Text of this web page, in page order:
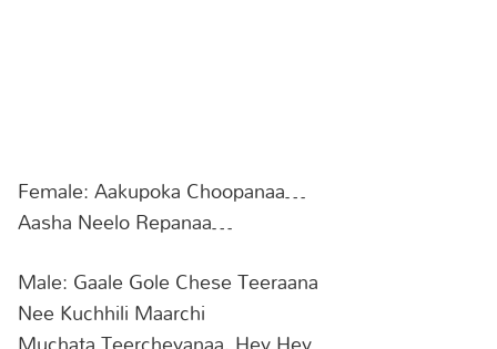
Female: Aakupoka Choopanaa…
Aasha Neelo Repanaa…
Male: Gaale Gole Chese Teeraana
Nee Kuchhili Maarchi